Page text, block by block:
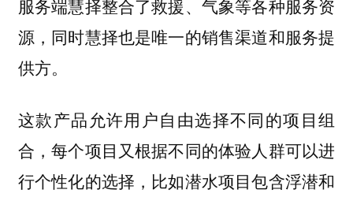
服务端慧择整合了救援、气象等各种服务资
源，同时慧择也是唯一的销售渠道和服务提
供方。
这款产品允许用户自由选择不同的项目组
合，每个项目又根据不同的体验人群可以进
行个性化的选择，比如潜水项目包含浮潜和